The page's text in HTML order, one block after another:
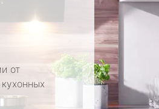
от